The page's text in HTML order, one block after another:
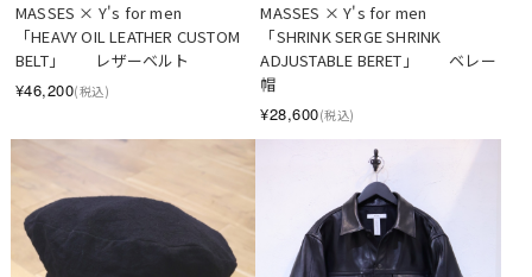
MASSES × Y's for men
「HEAVY OIL LEATHER CUSTOM
BELT」　　レザーベルト
¥46,200(税込)
MASSES × Y's for men
「SHRINK SERGE SHRINK
ADJUSTABLE BERET」　　ベレー
帽
¥28,600(税込)